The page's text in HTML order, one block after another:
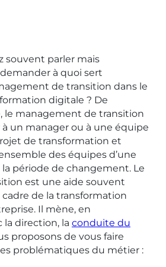
souvent parler mais
à quoi sert
de transition dans le
digitale ? De
le management de transition
un manager ou à une équipe
de transformation et
des équipes d’une
période de changement. Le
est une aide souvent
de la transformation
Il mène, en
la direction, la conduite du
proposons de vous faire
problématiques du métier :